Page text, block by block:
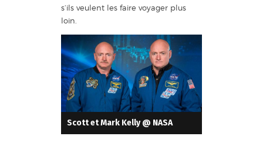
s’ils veulent les faire voyager plus
loin.
Scott et Mark Kelly @ NASA